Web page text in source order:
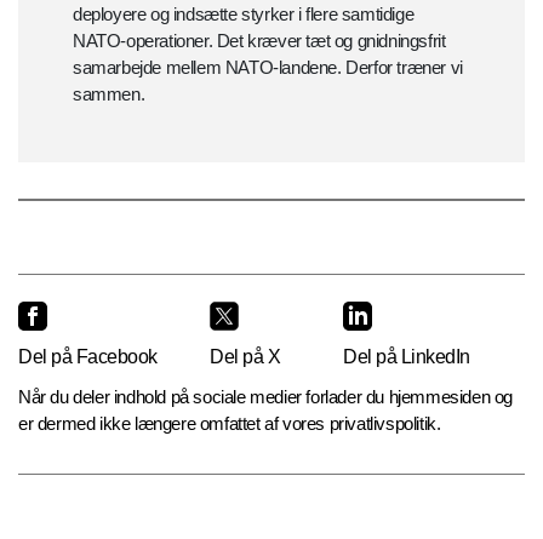
deployere og indsætte styrker i flere samtidige
NATO-operationer. Det kræver tæt og gnidningsfrit
samarbejde mellem NATO-landene. Derfor træner vi
sammen.
Del på Facebook Del på X
Del på LinkedIn
Når du deler indhold på sociale medier forlader du hjemmesiden og
er dermed ikke længere omfattet af vores privatlivspolitik.